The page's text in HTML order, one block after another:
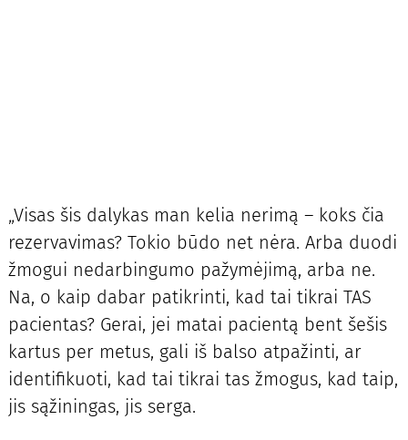
„Visas šis dalykas man kelia nerimą – koks čia
rezervavimas? Tokio būdo net nėra. Arba duodi
žmogui nedarbingumo pažymėjimą, arba ne.
Na, o kaip dabar patikrinti, kad tai tikrai TAS
pacientas? Gerai, jei matai pacientą bent šešis
kartus per metus, gali iš balso atpažinti, ar
identifikuoti, kad tai tikrai tas žmogus, kad taip,
jis sąžiningas, jis serga.